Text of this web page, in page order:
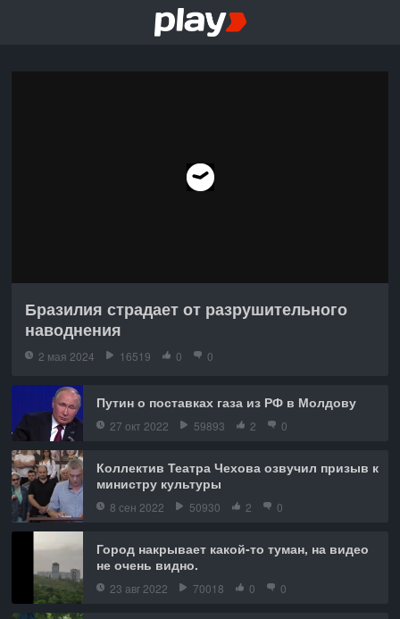
Бразилия страдает от разрушительного
наводнения
2 мая 2024 16519 0 0
Путин о поставках газа из РФ в Молдову
27 окт 2022 59893 2 0
Коллектив Театра Чехова озвучил призыв к
министру культуры
8 сен 2022 50930 2 0
Город накрывает какой-то туман, на видео
не очень видно.
23 авг 2022 70018 0 0